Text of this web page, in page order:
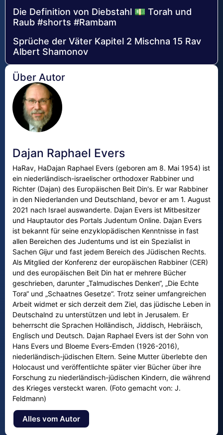
Die Definition von Diebstahl 💵 Torah und
Raub #shorts #Rambam
Sprüche der Väter Kapitel 2 Mischna 15 Rav
Albert Shamonov
Über Autor
Dajan Raphael Evers
HaRav, HaDajan Raphael Evers (geboren am 8. Mai 1954) ist
ein niederländisch-israelischer orthodoxer Rabbiner und
Richter (Dajan) des Europäischen Beit Din's. Er war Rabbiner
in den Niederlanden und Deutschland, bevor er am 1. August
2021 nach Israel auswanderte. Dajan Evers ist Mitbesitzer
und Hauptautor des Portals Judentum Online. Dajan Evers
ist bekannt für seine enzyklopädischen Kenntnisse in fast
allen Bereichen des Judentums und ist ein Spezialist in
Sachen Gijur und fast jedem Bereich des Jüdischen Rechts.
Als Mitglied der Konferenz der europäischen Rabbiner (CER)
und des europäischen Beit Din hat er mehrere Bücher
geschrieben, darunter „Talmudisches Denken“, „Die Echte
Tora“ und „Schaatnes Gesetze“. Trotz seiner umfangreichen
Arbeit widmet er sich derzeit dem Ziel, das jüdische Leben in
Deutschalnd zu unterstützen und lebt in Jerusalem. Er
beherrscht die Sprachen Holländisch, Jiddisch, Hebräisch,
Englisch und Deutsch. Dajan Raphael Evers ist der Sohn von
Hans Evers und Bloeme Evers-Emden (1926-2016),
niederländisch-jüdischen Eltern. Seine Mutter überlebte den
Holocaust und veröffentlichte später vier Bücher über ihre
Forschung zu niederländisch-jüdischen Kindern, die während
des Krieges versteckt waren. (Foto gemacht von: J.
Feldmann)
Alles vom Autor